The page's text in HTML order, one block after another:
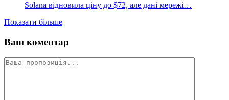
Solana відновила ціну до $72, але дані мережі…
Показати більше
Ваш коментар